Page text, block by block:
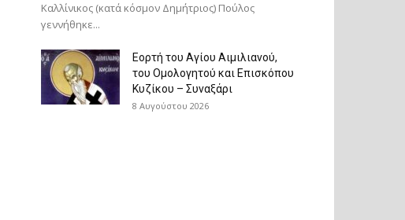
Καλλίνικος (κατά κόσμον Δημήτριος) Πούλος
γεννήθηκε...
Εορτή του Αγίου Αιμιλιανού,
του Ομολογητού και Επισκόπου
Κυζίκου – Συναξάρι
8 Αυγούστου 2026